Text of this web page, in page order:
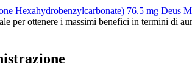
Hexahydrobenzylcarbonate) 76.5 mg Deus
per ottenere i massimi benefici in termini di